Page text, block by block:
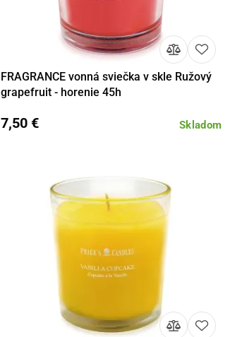
Detail Do košíka
FRAGRANCE vonná sviečka v skle Ružový
grapefruit - horenie 45h
Skladom
7,50 €